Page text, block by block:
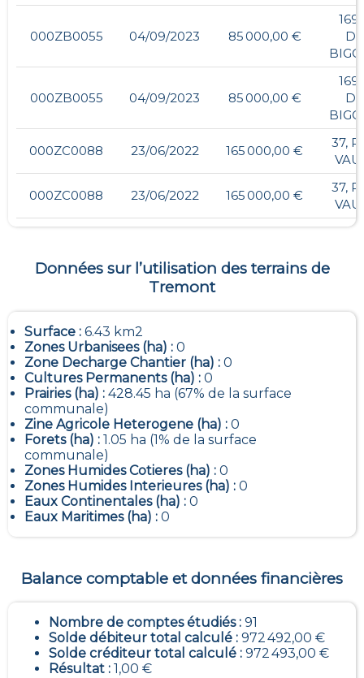
000ZB0055 04/09/2023 85 000,00 €
000ZB0055 04/09/2023 85 000,00 €
000ZC0088 23/06/2022 165 000,00 €
37,
000ZC0088 23/06/2022 165 000,00 €
37,
Données sur l’utilisation des terrains de
Tremont
Surface : 6.43 km2
Zones Urbanisees (ha) : 0
Zone Decharge Chantier (ha) : 0
Cultures Permanents (ha) : 0
Prairies (ha) : 428.45 ha (67% de la surface
communale)
Zine Agricole Heterogene (ha) : 0
Forets (ha) : 1.05 ha (1% de la surface
communale)
Zones Humides Cotieres (ha) : 0
Zones Humides Interieures (ha) : 0
Eaux Continentales (ha) : 0
Eaux Maritimes (ha) : 0
Balance comptable et données financières
Nombre de comptes étudiés : 91
Solde débiteur total calculé : 972 492,00 €
Solde créditeur total calculé : 972 493,00 €
Résultat : 1,00 €